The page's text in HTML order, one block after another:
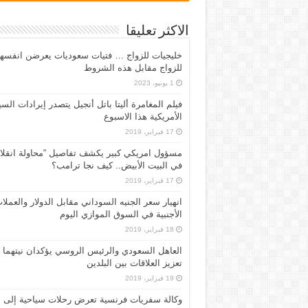
الاكثر تعليقا
خليجيات للزواج … فتيات سعوديات يعرضن
للزواج مقابل هذه الشروط
1 يونيو، 2023
فيلم المغامرة أليتا‭ ‬باتل أنجيل يتصدر إيرادات
الأمريكية هذا الاسبوع
17 فبراير، 2019
مسؤول امريكي كبير يكشف تفاصيل “محاولة
في البيت الأبيض.. كيف نجا ترامب؟
17 فبراير، 2019
انهيار سعر الجنيه السوداني مقابل الدولار
الأجنبية في السوق الموازي اليوم
18 فبراير، 2019
العاهل السعودي والرئيس الروسي يؤكدان نيتهما
تعزيز العلاقات بين البلدين
19 فبراير، 2019
وكالة سفريات فرنسية تعرض رحلات سياحية إلى